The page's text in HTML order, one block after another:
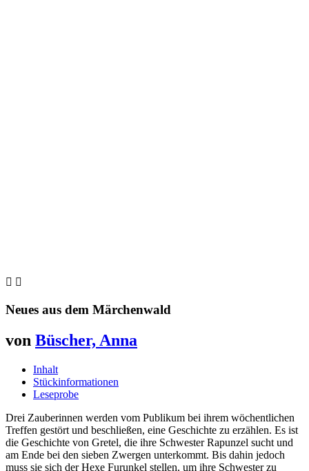
 
Neues aus dem Märchenwald
von Büscher, Anna
Inhalt
Stückinformationen
Leseprobe
Drei Zauberinnen werden vom Publikum bei ihrem wöchentlichen
Treffen gestört und beschließen, eine Geschichte zu erzählen. Es ist
die Geschichte von Gretel, die ihre Schwester Rapunzel sucht und
am Ende bei den sieben Zwergen unterkommt. Bis dahin jedoch
muss sie sich der Hexe Furunkel stellen, um ihre Schwester zu